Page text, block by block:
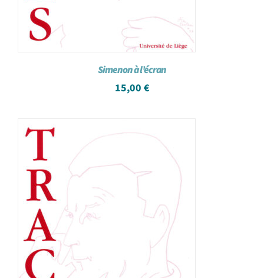
Simenon à l’écran
15,00 €